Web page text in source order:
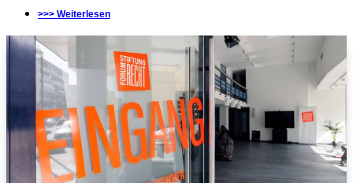
>>> Weiterlesen